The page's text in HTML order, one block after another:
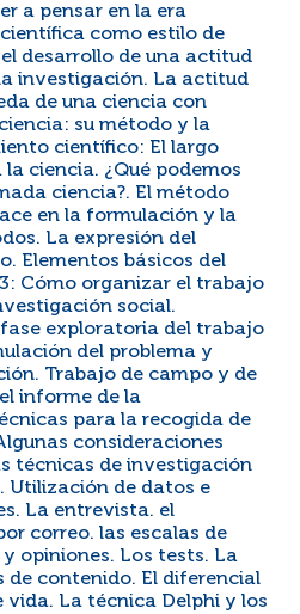
a pensar en la era
como estilo de
desarrollo de una actitud
investigación. La actitud
de una ciencia con
su método y la
científico: El largo
ciencia. ¿Qué podemos
ciencia?. El método
en la formulación y la
La expresión del
Elementos básicos del
Cómo organizar el trabajo
social.
exploratoria del trabajo
del problema y
Trabajo de campo y de
informe de la
para la recogida de
consideraciones
técnicas de investigación
Utilización de datos e
La entrevista. el
correo. las escalas de
opiniones. Los tests. La
de contenido. El diferencial
La técnica Delphi y los